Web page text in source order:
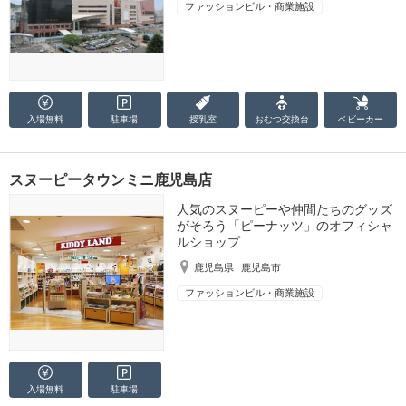
ファッションビル・商業施設
入場無料 駐車場 授乳室 おむつ交換台 ベビーカー
スヌーピータウンミニ鹿児島店
人気のスヌーピーや仲間たちのグッズ
がそろう「ピーナッツ」のオフィシャ
ルショップ
鹿児島県 鹿児島市
ファッションビル・商業施設
入場無料 駐車場